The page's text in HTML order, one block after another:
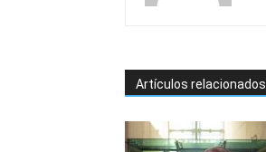
Artículos relacionados